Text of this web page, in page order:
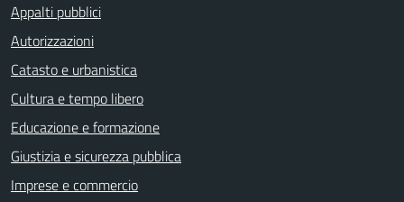
Appalti pubblici
Autorizzazioni
Catasto e urbanistica
Cultura e tempo libero
Educazione e formazione
Giustizia e sicurezza pubblica
Imprese e commercio